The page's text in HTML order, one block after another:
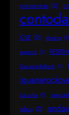
concentras (2)
CSE (2) directo (1)
espacio (1)
GargantillaRock (1)
LaLucha (1)
obus (2)